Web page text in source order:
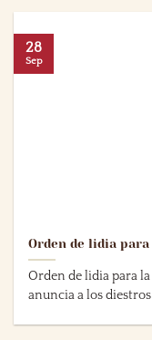
Orden de lidia
Orden de lidia para
anuncia a los diestros
28
Sep